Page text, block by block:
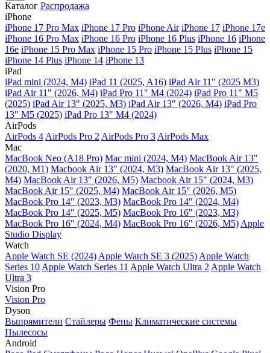
Каталог Распродажа
iPhone
iPhone 17 Pro Max iPhone 17 Pro iPhone Air iPhone 17 iPhone 17e
iPhone 16 Pro Max iPhone 16 Pro iPhone 16 Plus iPhone 16 iPhone
16e iPhone 15 Pro Max iPhone 15 Pro iPhone 15 Plus iPhone 15
iPhone 14 Plus iPhone 14 iPhone 13
iPad
iPad mini (2024, M4) iPad 11 (2025, A16) iPad Air 11" (2025 M3)
iPad Air 11" (2026, M4) iPad Pro 11" M4 (2024) iPad Pro 11" M5
(2025) iPad Air 13" (2025, M3) iPad Air 13" (2026, M4) iPad Pro
13" M5 (2025) iPad Pro 13" M4 (2024)
AirPods
AirPods 4 AirPods Pro 2 AirPods Pro 3 AirPods Max
Mac
MacBook Neo (A18 Pro) Mac mini (2024, M4) MacBook Air 13"
(2020, M1) Macbook Air 13" (2024, M3) MacBook Air 13" (2025,
M4) MacBook Air 13″ (2026, M5) Macbook Air 15" (2024, M3)
MacBook Air 15" (2025, M4) MacBook Air 15″ (2026, M5)
MacBook Pro 14" (2023, M3) MacBook Pro 14″ (2024, M4)
MacBook Pro 14″ (2025, M5) MacBook Pro 16" (2023, M3)
MacBook Pro 16″ (2024, M4) MacBook Pro 16" (2026, M5) Apple
Studio Display
Watch
Apple Watch SE (2024) Apple Watch SE 3 (2025) Apple Watch
Series 10 Apple Watch Series 11 Apple Watch Ultra 2 Apple Watch
Ultra 3
Vision Pro
Vision Pro
Dyson
Выпрямители Стайлеры Фены Климатические системы
Пылесосы
Android